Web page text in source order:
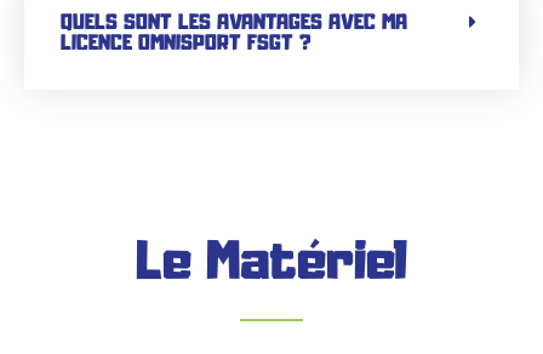
QUELS SONT LES AVANTAGES AVEC MA
LICENCE OMNISPORT FSGT ?
Le Matériel